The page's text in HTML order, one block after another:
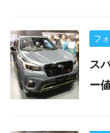
フ
ス
ー